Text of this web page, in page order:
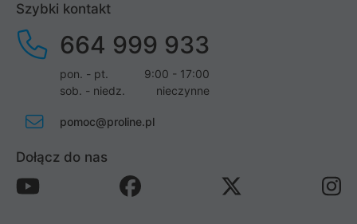
Szybki kontakt
664 999 933
pon. - pt.
9:00 - 17:00
sob. - niedz.
nieczynne
pomoc@proline.pl
Dołącz do nas